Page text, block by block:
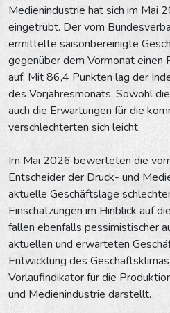
Medienindustrie hat sich im Mai
eingetrübt. Der vom
ermittelte saisonbereinigte
gegenüber dem Vormonat einen
auf. Mit 86,4 Punkten lag der
des Vorjahresmonats. Sowohl
auch die Erwartungen für die
verschlechterten sich leicht.
Im Mai 2026 bewerteten die
Entscheider der Druck- und
aktuelle Geschäftslage
Einschätzungen im Hinblick auf
fallen ebenfalls pessimistischer
aktuellen und erwarteten
Entwicklung des
Vorlaufindikator für die
und Medienindustrie darstellt.